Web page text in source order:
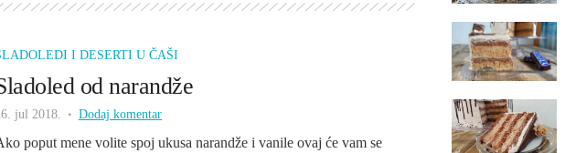
I DESERTI U ČAŠI
od narandže
jul 2018. Dodaj komentar
poput mene volite spoj ukusa narandže i vanile ovaj će vam se